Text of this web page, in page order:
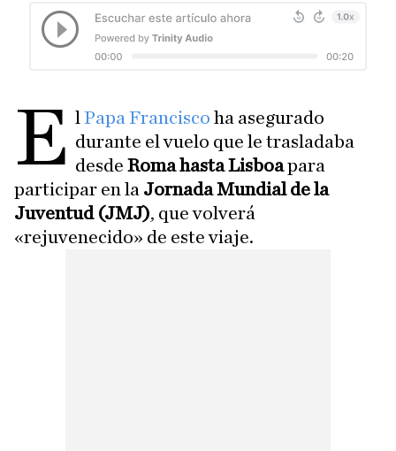
E lPapa Francisco ha asegurado
durante el vuelo que le trasladaba
desdeRoma hasta Lisboapara
participar en la Jornada Mundial de la
Juventud (JMJ), que volverá
«rejuvenecido» de este viaje.